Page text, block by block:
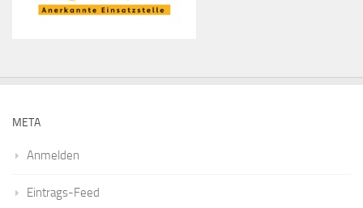
META
Anmelden
Eintrags-Feed